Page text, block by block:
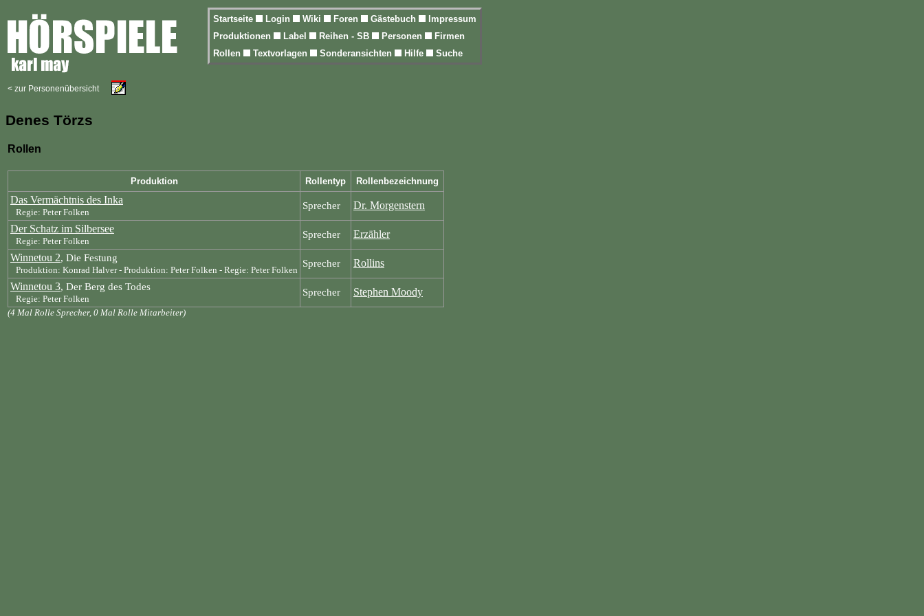
Startseite Login Wiki Foren Gästebuch
Impressum
Produktionen
Label Reihen - SB Personen
Firmen
Rollen
Textvorlagen Sonderansichten Hilfe Suche
< zur Personenübersicht
Denes Törzs
Rollen
Produktion Rollentyp Rollenbezeichnung
Das Vermächtnis des Inka
Regie: Peter Folken
Sprecher
Dr. Morgenstern
Der Schatz im Silbersee
Regie: Peter Folken
Sprecher
Erzähler
Winnetou 2, Die Festung
Produktion: Konrad Halver - Produktion: Peter Folken - Regie: Peter Folken
Sprecher
Rollins
Winnetou 3, Der Berg des Todes
Regie: Peter Folken
Sprecher Stephen Moody
(4 Mal Rolle Sprecher, 0 Mal Rolle Mitarbeiter)